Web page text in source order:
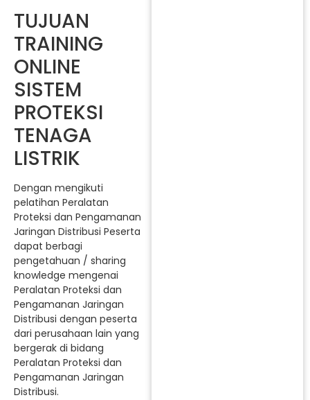
TUJUAN
TRAINING
ONLINE
SISTEM
PROTEKSI
TENAGA
LISTRIK
Dengan mengikuti
pelatihan Peralatan
Proteksi dan Pengamanan
Jaringan Distribusi Peserta
dapat berbagi
pengetahuan / sharing
knowledge mengenai
Peralatan Proteksi dan
Pengamanan Jaringan
Distribusi dengan peserta
dari perusahaan lain yang
bergerak di bidang
Peralatan Proteksi dan
Pengamanan Jaringan
Distribusi.